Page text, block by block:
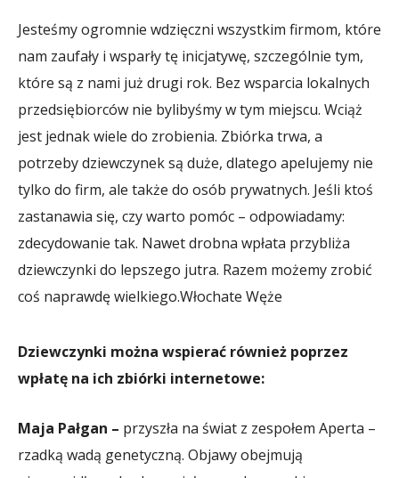
Jesteśmy ogromnie wdzięczni wszystkim firmom, które
nam zaufały i wsparły tę inicjatywę, szczególnie tym,
które są z nami już drugi rok. Bez wsparcia lokalnych
przedsiębiorców nie bylibyśmy w tym miejscu. Wciąż
jest jednak wiele do zrobienia. Zbiórka trwa, a
potrzeby dziewczynek są duże, dlatego apelujemy nie
tylko do firm, ale także do osób prywatnych. Jeśli ktoś
zastanawia się, czy warto pomóc – odpowiadamy:
zdecydowanie tak. Nawet drobna wpłata przybliża
dziewczynki do lepszego jutra. Razem możemy zrobić
coś naprawdę wielkiego.Włochate Węże
Dziewczynki można wspierać również poprzez
wpłatę na ich zbiórki internetowe:
Maja Pałgan – przyszła na świat z zespołem Aperta –
rzadką wadą genetyczną. Objawy obejmują